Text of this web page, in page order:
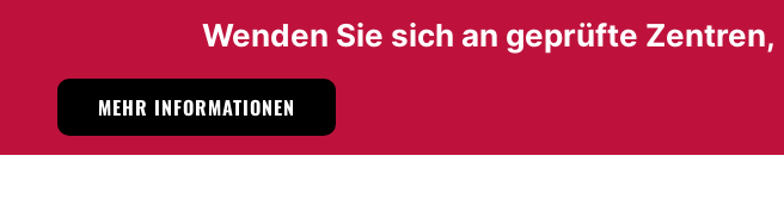
dazu, bereits entstandene Falten zu minimieren sowie der Entstehung tieferer
Lokalanaesthesie durchgeführt werden.
Möglichkeit der Videokonsultation:
Wenden Sie sich an geprüfte Zentren,
MEHR INFORMATIONEN